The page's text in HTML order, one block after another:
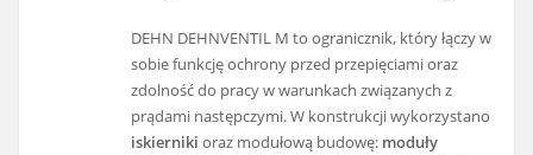
DEHN DEHNVENTIL M to ogranicznik, który łączy w
sobie funkcję ochrony przed przepięciami oraz
zdolność do pracy w warunkach związanych z
prądami następczymi. W konstrukcji wykorzystano
iskierniki oraz modułową budowę: moduły